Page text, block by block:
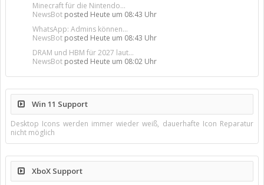
Minecraft für die Nintendo...
NewsBot posted Heute um 08:43 Uhr
WhatsApp: Admins können...
NewsBot posted Heute um 08:43 Uhr
DRAM und HBM für 2027 laut...
NewsBot posted Heute um 08:02 Uhr
Win 11 Support
Desktop Icons werden immer wieder weiß, dauerhafte Icon Reparatur
nicht möglich
XboX Support